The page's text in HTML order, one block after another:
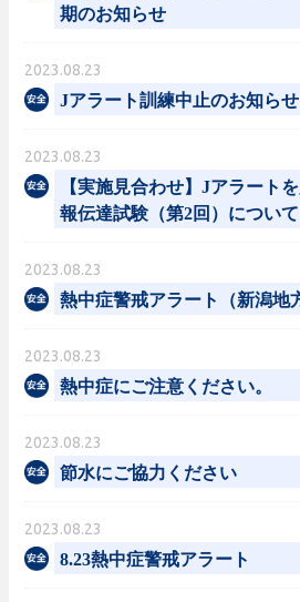
期のお知らせ
2023.08.23
Jアラート訓練中止のお知らせ
2023.08.23
【実施見合わせ】Jアラート
報伝達試験（第2回）について
2023.08.23
熱中症警戒アラート（新潟地
2023.08.23
熱中症にご注意ください。
2023.08.23
節水にご協力ください
2023.08.23
8.23熱中症警戒アラート